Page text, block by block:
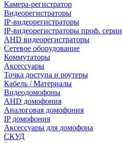
Камера-регистратор
Видеорегистраторы
IP-видеорегистраторы
IP-видеорегистраторы проф. серии
AHD видеорегистраторы
Сетевое оборудование
Коммутаторы
Аксессуары
Точка доступа и роутеры
Кабель / Материалы
Видеодомофоны
AHD домофония
Аналоговая домофония
IP домофония
Аксессуары для домофона
СКУД